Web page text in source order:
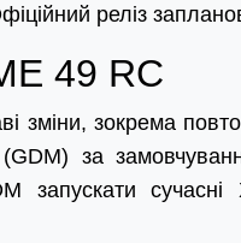
реліз
49 RC
зміни, зокрема
за
запускати